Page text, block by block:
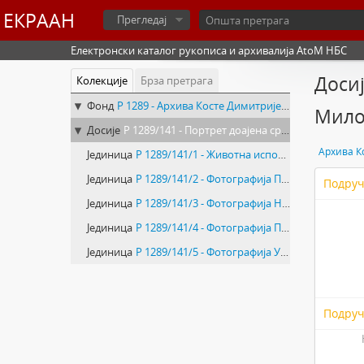
ЕКРААН Прегледај
Електронски каталог рукописа и архивалија AtoM НБС
Колекције
Брза претрага
Фонд Р 1289 - Архива Косте Димитријевића
Досије Р 1289/141 - Портрет доајена српског новинарства Предрага Милојевића
Јединица Р 1289/141/1 - Животна исповест Предрага Милојевића
Јединица Р 1289/141/2 - Фотографија Предрага Милојевића
Јединица Р 1289/141/3 - Фотографија На Теразијама испред „Прашке банке“
Јединица Р 1289/141/4 - Фотографија Пријатељи – колеге из „Политике“ на окупу у кафани „Бумс келер“, Зетска 2
Јединица Р 1289/141/5 - Фотографија У Клубу „Политике“
Архива